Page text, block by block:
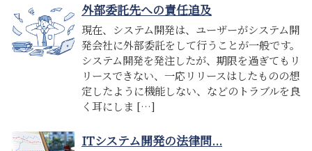
外部委託先への責任追及
現在、システム開発は、ユーザーがシステム開
発会社に外部委託をして行うことが一般です。
システム開発を発注したが、期限を過ぎてもリ
リースできない、一応リリースはしたものの想
定したように機能しない、などのトラブルを良
く耳にしま […]
ITシステム開発の法律問...